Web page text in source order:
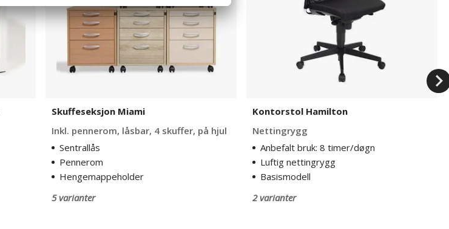
Skuffeseksjon Miami
Inkl. pennerom, låsbar, 4 skuffer, på hjul
Sentrallås
Pennerom
Hengemappeholder
5 varianter
Kontorstol Hamilton
Nettingrygg
Anbefalt bruk: 8 timer/døgn
Luftig nettingrygg
Basismodell
2 varianter